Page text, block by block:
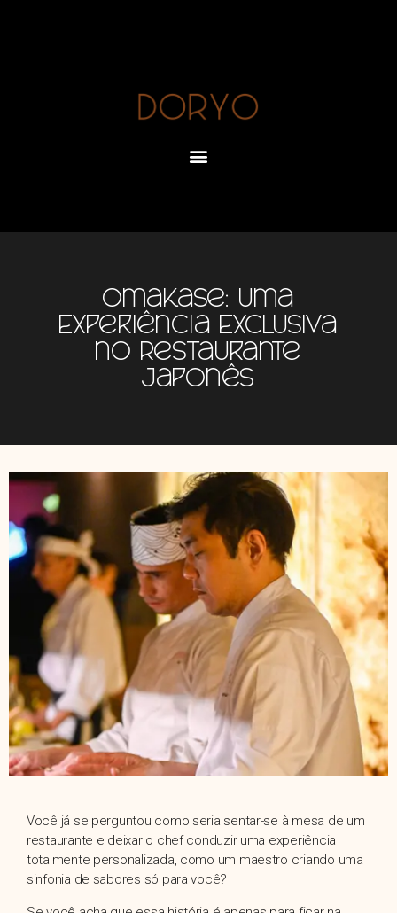
Omakase: Uma
Experiência Exclusiva
no Restaurante
Japonês
Você já se perguntou como seria sentar-se à mesa de um
restaurante e deixar o chef conduzir uma experiência
totalmente personalizada, como um maestro criando uma
sinfonia de sabores só para você?